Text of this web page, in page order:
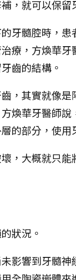
，就可以保
牙髓腔時，
療，方煥華
齒的結構。
，其實就像
煥華牙醫師
的部分，使用
，大概就只
狀況。
影響到牙髓